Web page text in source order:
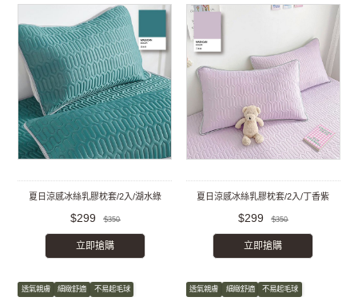
夏日涼感冰絲乳膠枕套/2入/湖水綠
$299 $350
立即搶購
夏日涼感冰絲乳膠枕套/2入/丁香紫
$299 $350
立即搶購
透氣親膚 細緻舒適 不易起毛球 透氣親膚 細緻舒適 不易起毛球